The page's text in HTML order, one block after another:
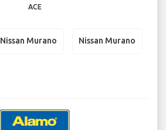
ACE
Nissan Murano Nissan Murano